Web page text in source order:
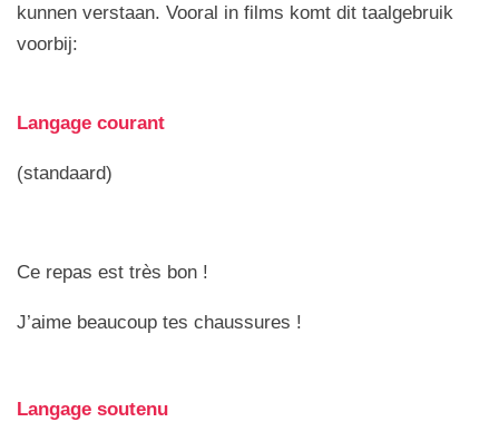
kunnen verstaan. Vooral in films komt dit taalgebruik
voorbij:
Langage courant
(standaard)
Ce repas est très bon !
J’aime beaucoup tes chaussures !
Langage soutenu